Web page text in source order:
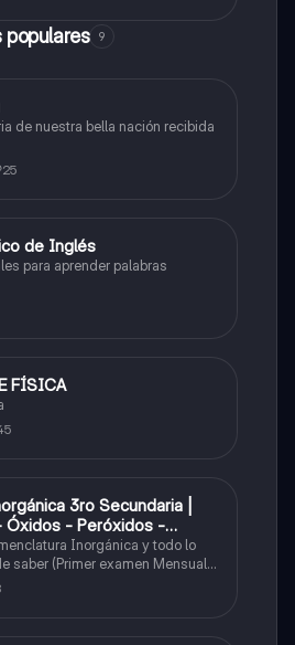
populares 9
de nuestra bella nación recibida
25
de Inglés
para aprender palabras
FÍSICA
3ro Secundaria |
Óxidos - Peróxidos -
Inorgánica y todo lo
saber (Primer examen Mensual